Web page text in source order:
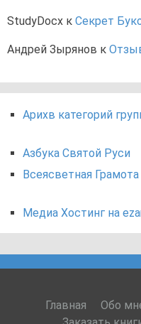
StudyDocx к Секрет
Андрей Зырянов к
Арихв категорий
Азбука Святой Руси
Всеясветная
Медиа Хостинг на
Главная Обо